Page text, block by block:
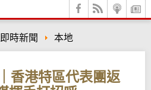
即時新聞 本地
香港特區代表團返